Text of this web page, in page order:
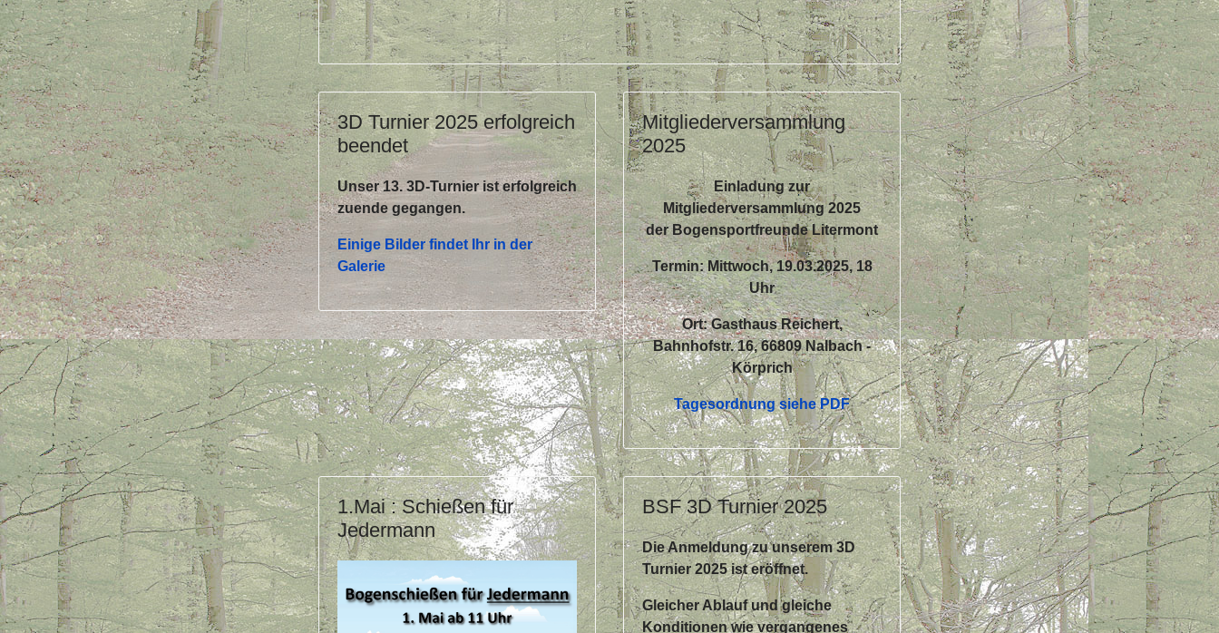
3D Turnier 2025 erfolgreich
beendet
Unser 13. 3D-Turnier ist erfolgreich
zuende gegangen.
Einige Bilder findet Ihr in der
Galerie
Mitgliederversammlung
2025
Einladung zur
Mitgliederversammlung 2025
der Bogensportfreunde Litermont
Termin: Mittwoch, 19.03.2025, 18
Uhr
Ort: Gasthaus Reichert,
Bahnhofstr. 16, 66809 Nalbach -
Körprich
Tagesordnung siehe PDF
1.Mai : Schießen für
Jedermann
BSF 3D Turnier 2025
Die Anmeldung zu unserem 3D
Turnier 2025 ist eröffnet.
Gleicher Ablauf und gleiche
Konditionen wie vergangenes